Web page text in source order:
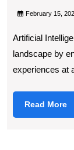
February 15,
Artificial
landscape by
experiences at
Read More